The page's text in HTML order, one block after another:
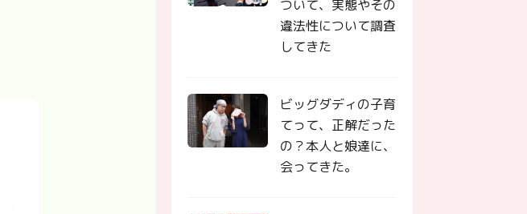
ついて、実態やその
違法性について調査
してきた
ビッグダディの子育
てって、正解だった
の？本人と娘達に、
会ってきた。